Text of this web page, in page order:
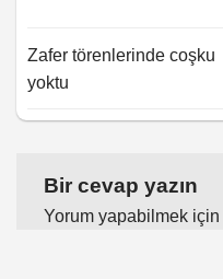
Zafer törenlerinde coşku
yoktu
Bir cevap yazın
Yorum yapabilmek için